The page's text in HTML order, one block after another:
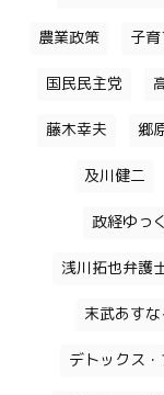
農業政策 子
国民民主党
藤木幸夫 郷
及川健二
政経ゆっ
浅川拓也弁護
末武あすな
デトックス